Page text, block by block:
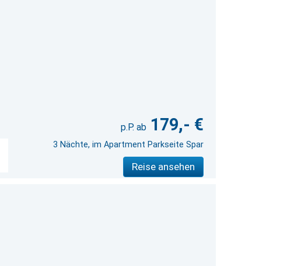
179,- €
3 Nächte, im Apartment Parkseite Spar
Reise ansehen